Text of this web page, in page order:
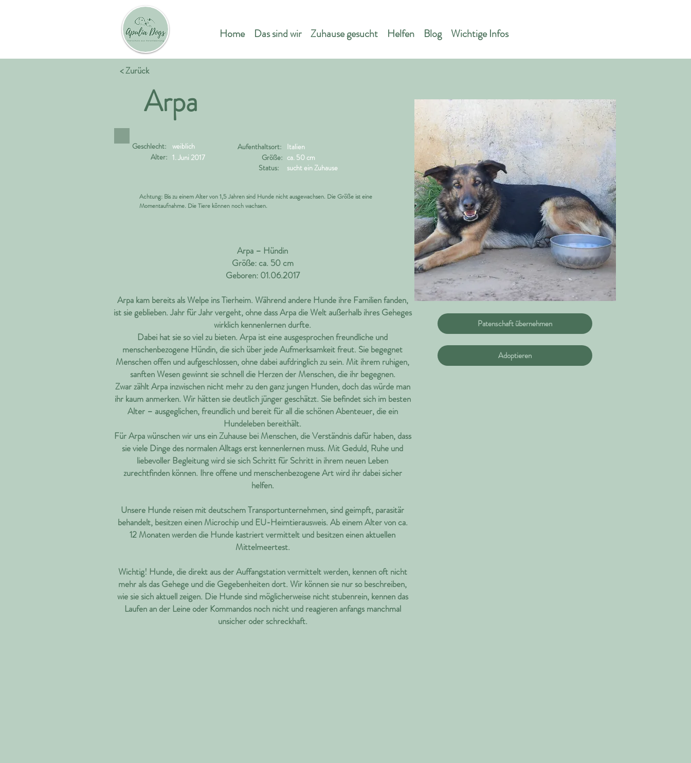
Home Das sind wir Zuhause gesucht Helfen Blog Wichtige Infos
< Zurück
Arpa
weiblich
1. Juni 2017
Alter:
Geschlecht:
Italien
ca. 50 cm
Aufenthaltsort:
Größe:
Status:
sucht ein Zuhause
Achtung: Bis zu einem Alter von 1,5 Jahren sind Hunde nicht ausgewachsen. Die Größe ist eine
Momentaufnahme. Die Tiere können noch wachsen.
Arpa – Hündin
Größe: ca. 50 cm
Geboren: 01.06.2017
Arpa kam bereits als Welpe ins Tierheim. Während andere Hunde ihre Familien fanden,
ist sie geblieben. Jahr für Jahr vergeht, ohne dass Arpa die Welt außerhalb ihres Geheges
wirklich kennenlernen durfte.
Dabei hat sie so viel zu bieten. Arpa ist eine ausgesprochen freundliche und
menschenbezogene Hündin, die sich über jede Aufmerksamkeit freut. Sie begegnet
Menschen offen und aufgeschlossen, ohne dabei aufdringlich zu sein. Mit ihrem ruhigen,
sanften Wesen gewinnt sie schnell die Herzen der Menschen, die ihr begegnen.
Zwar zählt Arpa inzwischen nicht mehr zu den ganz jungen Hunden, doch das würde man
ihr kaum anmerken. Wir hätten sie deutlich jünger geschätzt. Sie befindet sich im besten
Alter – ausgeglichen, freundlich und bereit für all die schönen Abenteuer, die ein
Hundeleben bereithält.
Für Arpa wünschen wir uns ein Zuhause bei Menschen, die Verständnis dafür haben, dass
sie viele Dinge des normalen Alltags erst kennenlernen muss. Mit Geduld, Ruhe und
liebevoller Begleitung wird sie sich Schritt für Schritt in ihrem neuen Leben
zurechtfinden können. Ihre offene und menschenbezogene Art wird ihr dabei sicher
helfen.
Unsere Hunde reisen mit deutschem Transportunternehmen, sind geimpft, parasitär
behandelt, besitzen einen Microchip und EU-Heimtierausweis. Ab einem Alter von ca.
12 Monaten werden die Hunde kastriert vermittelt und besitzen einen aktuellen
Mittelmeertest.
Wichtig! Hunde, die direkt aus der Auffangstation vermittelt werden, kennen oft nicht
mehr als das Gehege und die Gegebenheiten dort. Wir können sie nur so beschreiben,
wie sie sich aktuell zeigen. Die Hunde sind möglicherweise nicht stubenrein, kennen das
Laufen an der Leine oder Kommandos noch nicht und reagieren anfangs manchmal
unsicher oder schreckhaft.
Patenschaft übernehmen
Adoptieren